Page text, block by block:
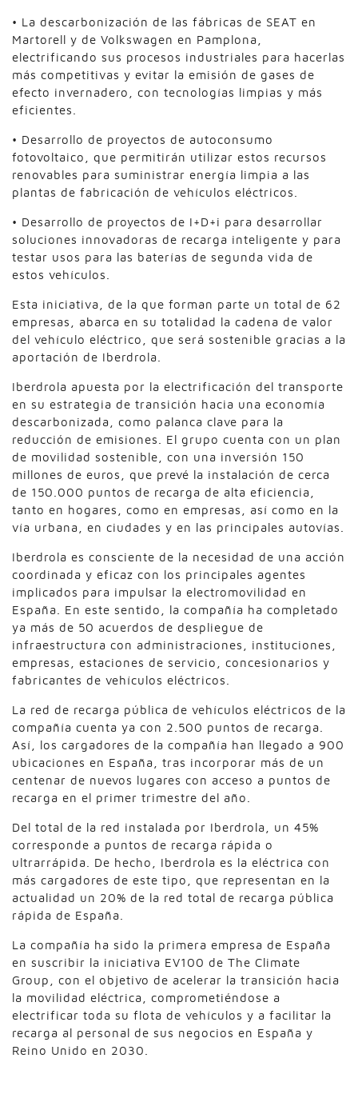
• La descarbonización de las fábricas de SEAT en
Martorell y de Volkswagen en Pamplona,
electrificando sus procesos industriales para hacerlas
más competitivas y evitar la emisión de gases de
efecto invernadero, con tecnologías limpias y más
eficientes.
• Desarrollo de proyectos de autoconsumo
fotovoltaico, que permitirán utilizar estos recursos
renovables para suministrar energía limpia a las
plantas de fabricación de vehículos eléctricos.
• Desarrollo de proyectos de I+D+i para desarrollar
soluciones innovadoras de recarga inteligente y para
testar usos para las baterías de segunda vida de
estos vehículos.
Esta iniciativa, de la que forman parte un total de 62
empresas, abarca en su totalidad la cadena de valor
del vehículo eléctrico, que será sostenible gracias a la
aportación de Iberdrola.
Iberdrola apuesta por la electrificación del transporte
en su estrategia de transición hacia una economía
descarbonizada, como palanca clave para la
reducción de emisiones. El grupo cuenta con un plan
de movilidad sostenible, con una inversión 150
millones de euros, que prevé la instalación de cerca
de 150.000 puntos de recarga de alta eficiencia,
tanto en hogares, como en empresas, así como en la
vía urbana, en ciudades y en las principales autovías.
Iberdrola es consciente de la necesidad de una acción
coordinada y eficaz con los principales agentes
implicados para impulsar la electromovilidad en
España. En este sentido, la compañía ha completado
ya más de 50 acuerdos de despliegue de
infraestructura con administraciones, instituciones,
empresas, estaciones de servicio, concesionarios y
fabricantes de vehículos eléctricos.
La red de recarga pública de vehículos eléctricos de la
compañía cuenta ya con 2.500 puntos de recarga.
Así, los cargadores de la compañía han llegado a 900
ubicaciones en España, tras incorporar más de un
centenar de nuevos lugares con acceso a puntos de
recarga en el primer trimestre del año.
Del total de la red instalada por Iberdrola, un 45%
corresponde a puntos de recarga rápida o
ultrarrápida. De hecho, Iberdrola es la eléctrica con
más cargadores de este tipo, que representan en la
actualidad un 20% de la red total de recarga pública
rápida de España.
La compañía ha sido la primera empresa de España
en suscribir la iniciativa EV100 de The Climate
Group, con el objetivo de acelerar la transición hacia
la movilidad eléctrica, comprometiéndose a
electrificar toda su flota de vehículos y a facilitar la
recarga al personal de sus negocios en España y
Reino Unido en 2030.